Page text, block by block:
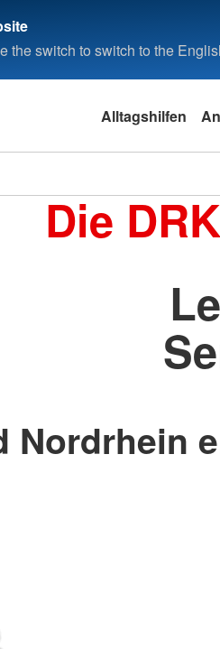
the switch to switch to the
Alltagshilfen
Die
Nordrhein